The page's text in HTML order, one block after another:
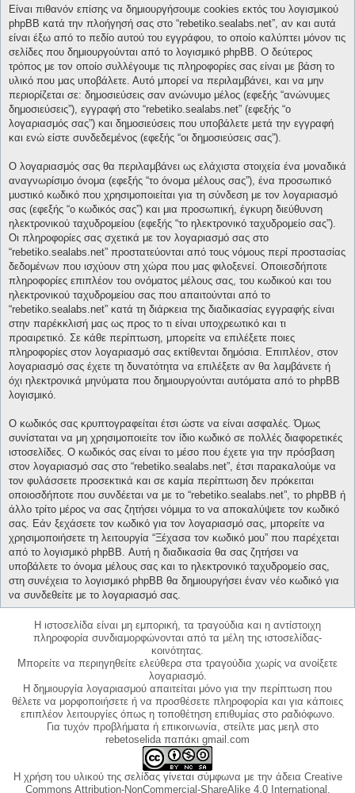
Είναι πιθανόν επίσης να δημιουργήσουμε cookies εκτός του λογισμικού
phpBB κατά την πλοήγησή σας στο “rebetiko.sealabs.net”, αν και αυτά
είναι έξω από το πεδίο αυτού του εγγράφου, το οποίο καλύπτει μόνον τις
σελίδες που δημιουργούνται από το λογισμικό phpBB. Ο δεύτερος
τρόπος με τον οποίο συλλέγουμε τις πληροφορίες σας είναι με βάση το
υλικό που μας υποβάλετε. Αυτό μπορεί να περιλαμβάνει, και να μην
περιορίζεται σε: δημοσιεύσεις σαν ανώνυμο μέλος (εφεξής “ανώνυμες
δημοσιεύσεις”), εγγραφή στο “rebetiko.sealabs.net” (εφεξής “ο
λογαριασμός σας”) και δημοσιεύσεις που υποβάλετε μετά την εγγραφή
και ενώ είστε συνδεδεμένος (εφεξής “οι δημοσιεύσεις σας”).
Ο λογαριασμός σας θα περιλαμβάνει ως ελάχιστα στοιχεία ένα μοναδικά
αναγνωρίσιμο όνομα (εφεξής “το όνομα μέλους σας”), ένα προσωπικό
μυστικό κωδικό που χρησιμοποιείται για τη σύνδεση με τον λογαριασμό
σας (εφεξής “ο κωδικός σας”) και μια προσωπική, έγκυρη διεύθυνση
ηλεκτρονικού ταχυδρομείου (εφεξής “το ηλεκτρονικό ταχυδρομείο σας”).
Οι πληροφορίες σας σχετικά με τον λογαριασμό σας στο
“rebetiko.sealabs.net” προστατεύονται από τους νόμους περί προστασίας
δεδομένων που ισχύουν στη χώρα που μας φιλοξενεί. Οποιεσδήποτε
πληροφορίες επιπλέον του ονόματος μέλους σας, του κωδικού και του
ηλεκτρονικού ταχυδρομείου σας που απαιτούνται από το
“rebetiko.sealabs.net” κατά τη διάρκεια της διαδικασίας εγγραφής είναι
στην παρέκκλισή μας ως προς το τι είναι υποχρεωτικό και τι
προαιρετικό. Σε κάθε περίπτωση, μπορείτε να επιλέξετε ποιες
πληροφορίες στον λογαριασμό σας εκτίθενται δημόσια. Επιπλέον, στον
λογαριασμό σας έχετε τη δυνατότητα να επιλέξετε αν θα λαμβάνετε ή
όχι ηλεκτρονικά μηνύματα που δημιουργούνται αυτόματα από το phpBB
λογισμικό.
Ο κωδικός σας κρυπτογραφείται έτσι ώστε να είναι ασφαλές. Όμως
συνίσταται να μη χρησιμοποιείτε τον ίδιο κωδικό σε πολλές διαφορετικές
ιστοσελίδες. Ο κωδικός σας είναι το μέσο που έχετε για την πρόσβαση
στον λογαριασμό σας στο “rebetiko.sealabs.net”, έτσι παρακαλούμε να
τον φυλάσσετε προσεκτικά και σε καμία περίπτωση δεν πρόκειται
οποιοσδήποτε που συνδέεται να με το “rebetiko.sealabs.net”, το phpBB ή
άλλο τρίτο μέρος να σας ζητήσει νόμιμα το να αποκαλύψετε τον κωδικό
σας. Εάν ξεχάσετε τον κωδικό για τον λογαριασμό σας, μπορείτε να
χρησιμοποιήσετε τη λειτουργία “Ξέχασα τον κωδικό μου” που παρέχεται
από το λογισμικό phpBB. Αυτή η διαδικασία θα σας ζητήσει να
υποβάλετε το όνομα μέλους σας και το ηλεκτρονικό ταχυδρομείο σας,
στη συνέχεια το λογισμικό phpBB θα δημιουργήσει έναν νέο κωδικό για
να συνδεθείτε με το λογαριασμό σας.
Η ιστοσελίδα είναι μη εμπορική, τα τραγούδια και η αντίστοιχη
πληροφορία συνδιαμορφώνονται από τα μέλη της ιστοσελίδας-
κοινότητας.
Μπορείτε να περιηγηθείτε ελεύθερα στα τραγούδια χωρίς να ανοίξετε
λογαριασμό.
Η δημιουργία λογαριασμού απαιτείται μόνο για την περίπτωση που
θέλετε να μορφοποιήσετε ή να προσθέσετε πληροφορία και για κάποιες
επιπλέον λειτουργίες όπως η τοποθέτηση επιθυμίας στο ραδιόφωνο.
Για τυχόν προβλήματα ή επικοινωνία, στείλτε μας μεηλ στο
rebetoselida παπάκι gmail.com
Η χρήση του υλικού της σελίδας γίνεται σύμφωνα με την άδεια Creative
Commons Attribution-NonCommercial-ShareAlike 4.0 International,